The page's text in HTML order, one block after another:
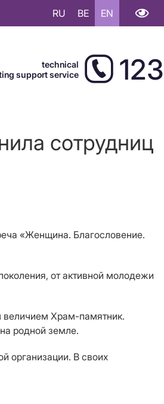
RU BE EN
technical
support service
123
сотрудниц
«Женщина. Благословение.
от активной молодежи
величием Храм-памятник.
родной земле.
организации. В своих